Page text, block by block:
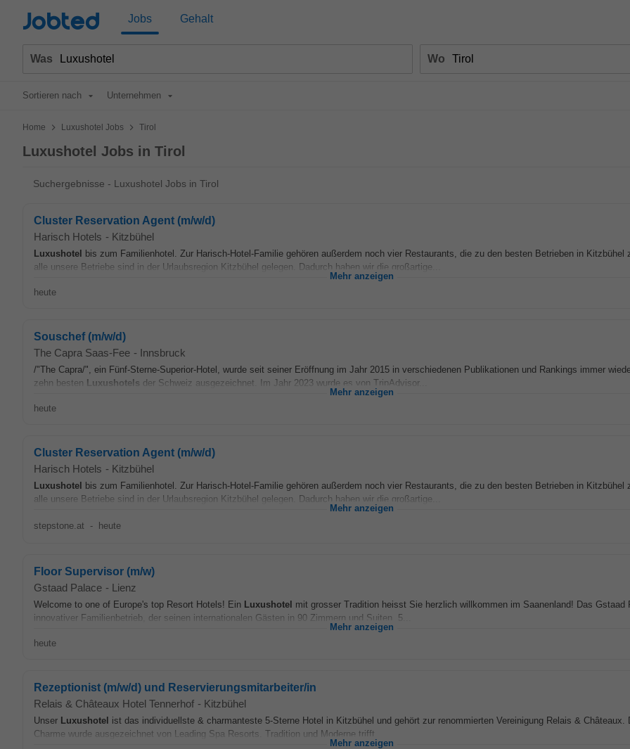
Jobted Jobs Gehalt
Was Wo
Sortieren nach Unternehmen
Home > Luxushotel Jobs > Tirol
Luxushotel Jobs in Tirol
Suchergebnisse - Luxushotel Jobs in Tirol
Cluster Reservation Agent (m/w/d)
Harisch Hotels - Kitzbühel
Luxushotel
bis zum Familienhotel. Zur Harisch-Hotel-Familie gehören außerdem noch vier Restaurants, die zu den besten Betrieben in Kitzbühel
alle unsere Betriebe sind in der Urlaubsregion Kitzbühel gelegen. Dadurch haben wir die großartige...
Mehr anzeigen
heute
Souschef (m/w/d)
The Capra Saas-Fee - Innsbruck
/"The Capra/", ein Fünf-Sterne-Superior-Hotel, wurde seit seiner Eröffnung im Jahr 2015 in verschiedenen Publikationen und Rankings immer
zehn besten Luxushotels der Schweiz ausgezeichnet. Im Jahr 2023 wurde es von TripAdvisor...
Mehr anzeigen
heute
Cluster Reservation Agent (m/w/d)
Harisch Hotels - Kitzbühel
Luxushotel
bis zum Familienhotel. Zur Harisch-Hotel-Familie gehören außerdem noch vier Restaurants, die zu den besten Betrieben in Kitzbühel
alle unsere Betriebe sind in der Urlaubsregion Kitzbühel gelegen. Dadurch haben wir die großartige...
Mehr anzeigen
stepstone.at - heute
Floor Supervisor (m/w)
Gstaad Palace - Lienz
Welcome to one of Europe's top Resort Hotels! Ein Luxushotel mit grosser Tradition heisst Sie herzlich willkommen im Saanenland! Das Gstaad
innovativer Familienbetrieb, der seinen internationalen Gästen in 90 Zimmern und Suiten, 5...
Mehr anzeigen
heute
Rezeptionist (m/w/d) und Reservierungsmitarbeiter/in
Relais & Châteaux Hotel Tennerhof - Kitzbühel
Unser Luxushotel ist das individuellste & charmanteste 5-Sterne Hotel in Kitzbühel und gehört zur renommierten Vereinigung Relais & Châteaux.
Charme wurde ausgezeichnet von Leading Spa Resorts. Tradition und Moderne trifft...
Mehr anzeigen